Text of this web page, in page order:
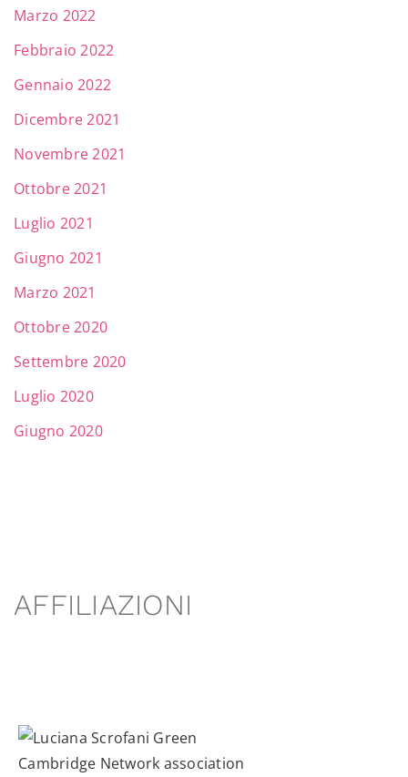
Marzo 2022
Febbraio 2022
Gennaio 2022
Dicembre 2021
Novembre 2021
Ottobre 2021
Luglio 2021
Giugno 2021
Marzo 2021
Ottobre 2020
Settembre 2020
Luglio 2020
Giugno 2020
AFFILIAZIONI